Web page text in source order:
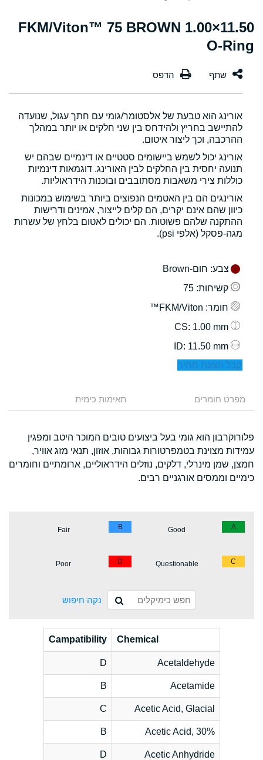
11.50×1.00 FKM/Viton™ 75 BROWN
O-Ring
אורינג הוא טבעת של אלסטומר/גומי עם חתך עגול, שנועדה
להתיישב בחריץ ולהידחס בין שני חלקים או יותר במהלך
ההרכבה, וכך ליצור איטום.
אורינג יכול לשמש ביישומים סטטיים או דינמיים שבהם יש
תנועה יחסית בין החלקים לבין האורינג. דוגמאות דינמיות
כוללות צירי משאבות מסתובבים ובוכנות הידראוליות.
אורינגים הם בין האטמים הנפוצים ביותר בשימוש במכונות
כיוון שהם אינם יקרים, הם קלים לייצור, אמינים ודרישות
ההתקנה שלהם פשוטות. הם יכולים לאטום בלחץ של עשרות
מגה-פסקל (אלפי psi).
צבע: חום-Brown
קשיחות: 75
חומר: FKM/Viton™
: 1.00 mm
: 11.50 mm
קבל הצעת מחיר
מפרט חומרים תאימות כימית
פלורוקרבון הוא גומי בעל ביצועים טובים המוכר היטב ומפגין
עמידות מצוינת בטמפרטורות גבוהות, אוזון, תנאי מזג אוויר,
חמצן, שמן מינרלי, דלקים, נוזלים הידראוליים, ארומתיים וחומרים
כימיים וממסים אורגניים רבים.
A
Good
B
Fair
C
Questionable
D
Poor
נקה חיפוש
Chemical
Campatibility
Acetaldehyde
D
Acetamide
B
Acetic Acid, Glacial
C
Acetic Acid, 30%
B
Acetic Anhydride
D